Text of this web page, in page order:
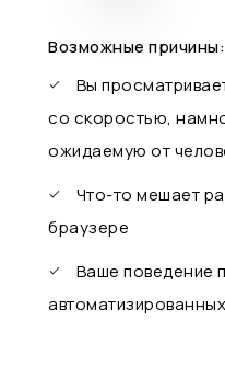
Возможные причины:
Вы
со скоростью,
ожидаемую от
Что-то мешает
браузере
Ваше поведение